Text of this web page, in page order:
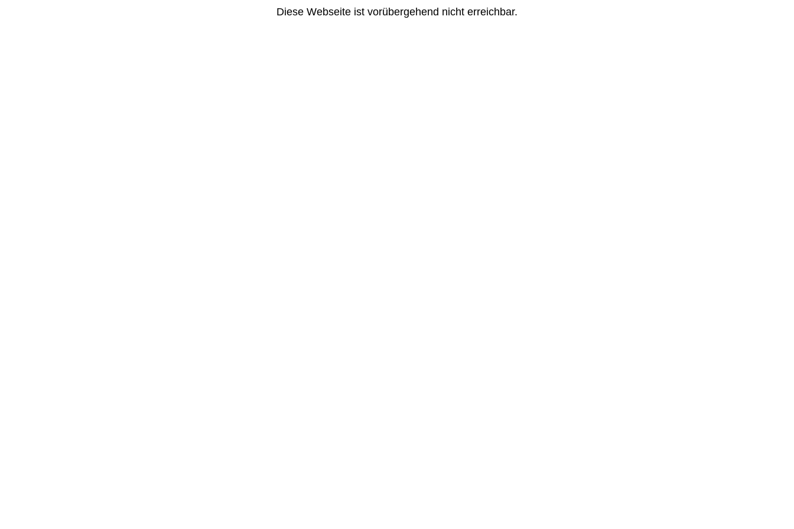
Diese Webseite ist vorübergehend nicht erreichbar.